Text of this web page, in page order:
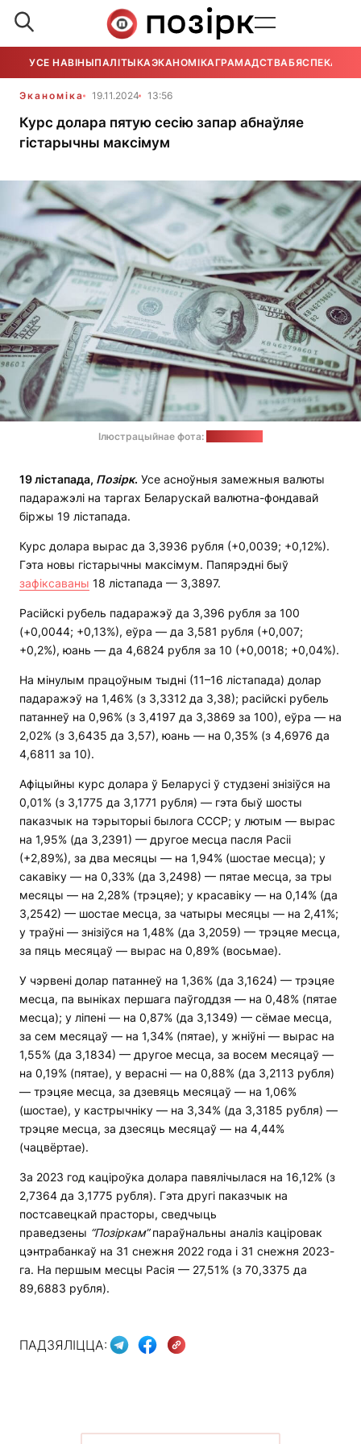
УСЕ НАВІНЫПАЛІТЫКАЭКАНОМІКАГРАМАДСТВАБЯСПЕКА
Эканоміка 19.11.2024 13:56
Курс долара пятую сесію запар абнаўляе
гістарычны максімум
Ілюстрацыйнае фота:
19 лістапада, Позірк. Усе асноўныя замежныя валюты
падаражэлі на таргах Беларускай валютна-фондавай
біржы 19 лістапада.
Курс долара вырас да 3,3936 рубля (+0,0039; +0,12%).
Гэта новы гістарычны максімум. Папярэдні быў
зафіксаваны 18 лістапада — 3,3897.
Расійскі рубель падаражэў да 3,396 рубля за 100
(+0,0044; +0,13%), еўра — да 3,581 рубля (+0,007;
+0,2%), юань — да 4,6824 рубля за 10 (+0,0018; +0,04%).
На мінулым працоўным тыдні (11–16 лістапада) долар
падаражэў на 1,46% (з 3,3312 да 3,38); расійскі рубель
патаннеў на 0,96% (з 3,4197 да 3,3869 за 100), еўра — на
2,02% (з 3,6435 да 3,57), юань — на 0,35% (з 4,6976 да
4,6811 за 10).
Афіцыйны курс долара ў Беларусі ў студзені знізіўся на
0,01% (з 3,1775 да 3,1771 рубля) — гэта быў шосты
паказчык на тэрыторыі былога СССР; у лютым — вырас
на 1,95% (да 3,2391) — другое месца пасля Расіі
(+2,89%), за два месяцы — на 1,94% (шостае месца); у
сакавіку — на 0,33% (да 3,2498) — пятае месца, за тры
месяцы — на 2,28% (трэцяе); у красавіку — на 0,14% (да
3,2542) — шостае месца, за чатыры месяцы — на 2,41%;
у траўні — знізіўся на 1,48% (да 3,2059) — трэцяе месца,
за пяць месяцаў — вырас на 0,89% (восьмае).
У чэрвені долар патаннеў на 1,36% (да 3,1624) — трэцяе
месца, па выніках першага паўгоддзя — на 0,48% (пятае
месца); у ліпені — на 0,87% (да 3,1349) — сёмае месца,
за сем месяцаў — на 1,34% (пятае), у жніўні — вырас на
1,55% (да 3,1834) — другое месца, за восем месяцаў —
на 0,19% (пятае), у верасні — на 0,88% (да 3,2113 рубля)
— трэцяе месца, за дзевяць месяцаў — на 1,06%
(шостае), у кастрычніку — на 3,34% (да 3,3185 рубля) —
трэцяе месца, за дзесяць месяцаў — на 4,44%
(чацвёртае).
За 2023 год каціроўка долара павялічылася на 16,12% (з
2,7364 да 3,1775 рубля). Гэта другі паказчык на
постсавецкай прасторы, сведчыць
праведзены “Позіркам”параўнальны аналіз каціровак
цэнтрабанкаў на 31 снежня 2022 года і 31 снежня 2023-
га. На першым месцы Расія — 27,51% (з 70,3375 да
89,6883 рубля).
ПАДЗЯЛІЦЦА: